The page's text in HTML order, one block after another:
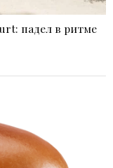
падел в ритме